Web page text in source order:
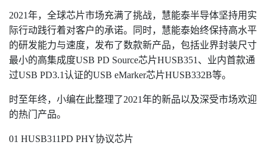
2021年，全球芯片市场充满了挑战，慧能泰半导体坚持用实
际行动践行着对客户的承诺。同时，慧能泰始终保持高水平
的研发能力与速度，发布了数款新产品，包括业界封装尺寸
最小的高集成度USB PD Source芯片HUSB351、业内首款通
过USB PD3.1认证的USB eMarker芯片HUSB332B等。
时至年终，小编在此整理了2021年的新品以及深受市场欢迎
的热门产品。
01 HUSB311PD PHY协议芯片